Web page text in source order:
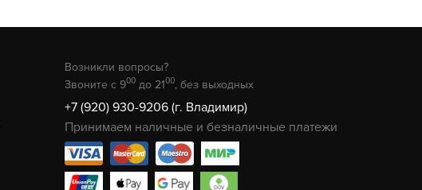
Возникли вопросы?
Звоните с 900 до 2100, без выходных
+7 (920) 930-9206 (г. Владимир)
Принимаем наличные и безналичные платежи